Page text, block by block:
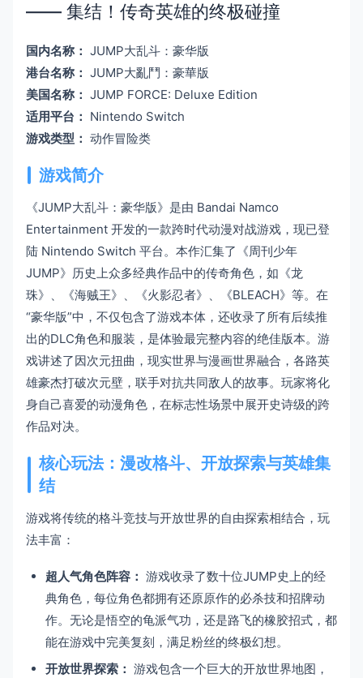
—— 集结！传奇英雄的终极碰撞
国内名称： JUMP大乱斗：豪华版
港台名称： JUMP大亂鬥：豪華版
美国名称： JUMP FORCE: Deluxe Edition
适用平台： Nintendo Switch
游戏类型： 动作冒险类
游戏简介
《JUMP大乱斗：豪华版》是由 Bandai Namco
Entertainment 开发的一款跨时代动漫对战游戏，现已登
陆 Nintendo Switch 平台。本作汇集了《周刊少年
JUMP》历史上众多经典作品中的传奇角色，如《龙
珠》、《海贼王》、《火影忍者》、《BLEACH》等。在
“豪华版”中，不仅包含了游戏本体，还收录了所有后续推
出的DLC角色和服装，是体验最完整内容的绝佳版本。游
戏讲述了因次元扭曲，现实世界与漫画世界融合，各路英
雄豪杰打破次元壁，联手对抗共同敌人的故事。玩家将化
身自己喜爱的动漫角色，在标志性场景中展开史诗级的跨
作品对决。
核心玩法：漫改格斗、开放探索与英雄集
结
游戏将传统的格斗竞技与开放世界的自由探索相结合，玩
法丰富：
超人气角色阵容： 游戏收录了数十位JUMP史上的经
典角色，每位角色都拥有还原原作的必杀技和招牌动
作。无论是悟空的龟派气功，还是路飞的橡胶招式，都
能在游戏中完美复刻，满足粉丝的终极幻想。
开放世界探索： 游戏包含一个巨大的开放世界地图，